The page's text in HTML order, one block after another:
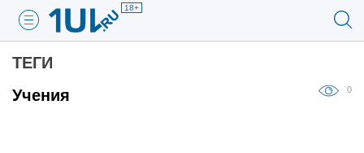
18+
ТЕГИ
Учения
0